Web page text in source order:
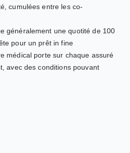
cumulées entre les co-
généralement une quotité de 100
pour un prêt in fine
médical porte sur chaque assuré
avec des conditions pouvant